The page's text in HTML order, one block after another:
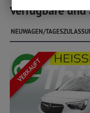
Verfügbare
NEUWAGEN/
VERKAUFT